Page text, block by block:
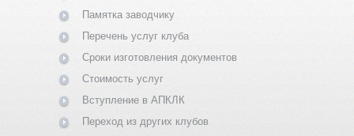
Памятка заводчику
Перечень услуг клуба
Сроки изготовления документов
Стоимость услуг
Вступление в АПКЛК
Переход из других клубов